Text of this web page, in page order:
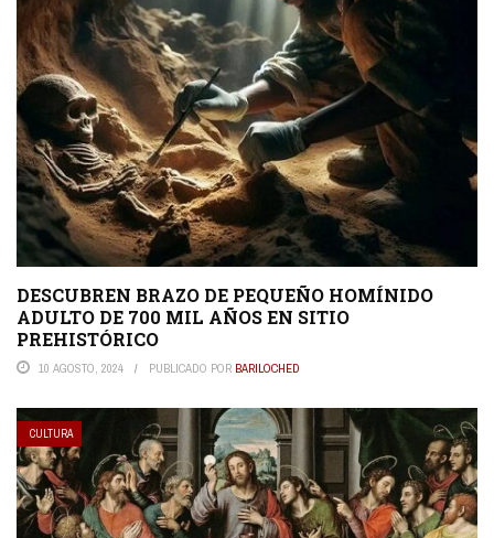
DESCUBREN BRAZO DE PEQUEÑO HOMÍNIDO
ADULTO DE 700 MIL AÑOS EN SITIO
PREHISTÓRICO
10 AGOSTO, 2024 PUBLICADO POR BARILOCHED
CULTURA